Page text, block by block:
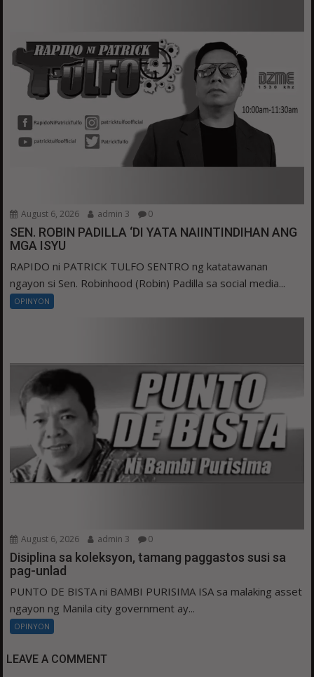
August 6, 2026 admin 3 0
SEN. ROBIN PADILLA ‘DI YATA NAIINTINDIHAN ANG
MGA ISYU
RAPIDO ni PATRICK TULFO SENTRO ng katatawanan
ngayon si Sen. Robinhood (Robin) Padilla sa social media...
OPINYON
August 6, 2026 admin 3 0
Disiplina sa koleksyon, tamang paggastos susi sa
pag-unlad
PUNTO DE BISTA ni BAMBI PURISIMA ISA sa malaking asset
ngayon ng Manila city government ay...
OPINYON
LEAVE A COMMENT